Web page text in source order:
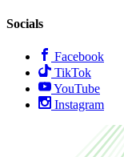
Socials
Facebook
TikTok
YouTube
Instagram